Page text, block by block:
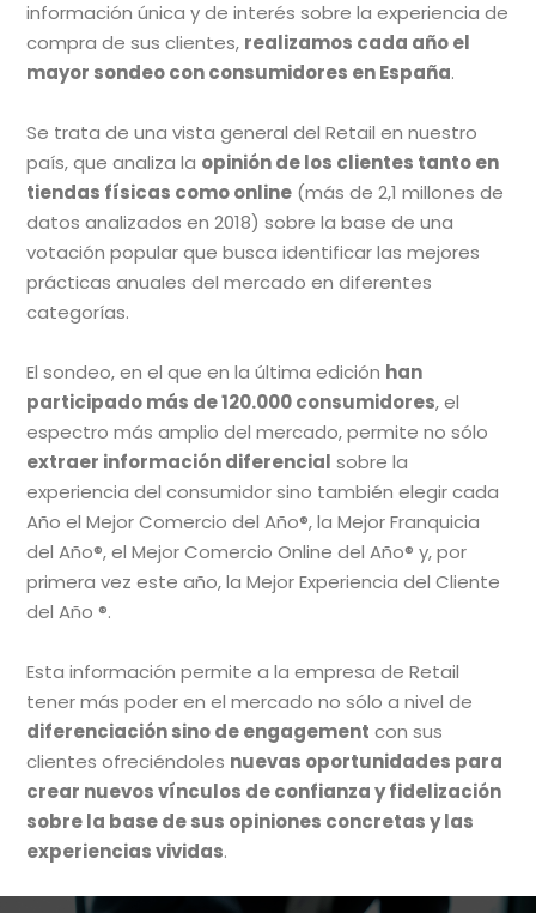
información única y de interés sobre la experiencia de
compra de sus clientes, realizamos cada año el
mayor sondeo con consumidores en España.
Se trata de una vista general del Retail en nuestro
país, que analiza la opinión de los clientes tanto en
tiendas físicas como online (más de 2,1 millones de
datos analizados en 2018) sobre la base de una
votación popular que busca identificar las mejores
prácticas anuales del mercado en diferentes
categorías.
El sondeo, en el que en la última edición han
participado más de 120.000 consumidores, el
espectro más amplio del mercado, permite no sólo
extraer información diferencial sobre la
experiencia del consumidor sino también elegir cada
Año el Mejor Comercio del Año®, la Mejor Franquicia
del Año®, el Mejor Comercio Online del Año® y, por
primera vez este año, la Mejor Experiencia del Cliente
del Año ®.
Esta información permite a la empresa de Retail
tener más poder en el mercado no sólo a nivel de
diferenciación sino de engagement con sus
clientes ofreciéndoles nuevas oportunidades para
crear nuevos vínculos de confianza y fidelización
sobre la base de sus opiniones concretas y las
experiencias vividas.